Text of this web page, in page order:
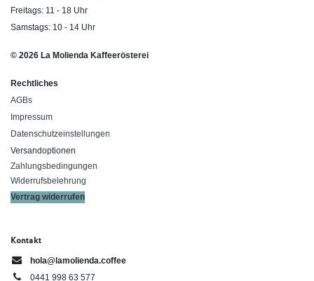
Freitags: 11 - 18 Uhr
Samstags: 10 - 14 Uhr
© 2026 La Molienda Kaffeerösterei
Rechtliches
AGBs
Impressum
Datenschutzeinstellungen
Versandoptionen
Zahlungsbedingungen
Widerrufsbelehrung
Vertrag widerrufen
Kontakt
hola@lamolienda.coffee
0441 998 63 577